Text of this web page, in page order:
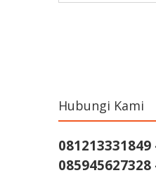
Hubungi Kami
081213331849
085945627328